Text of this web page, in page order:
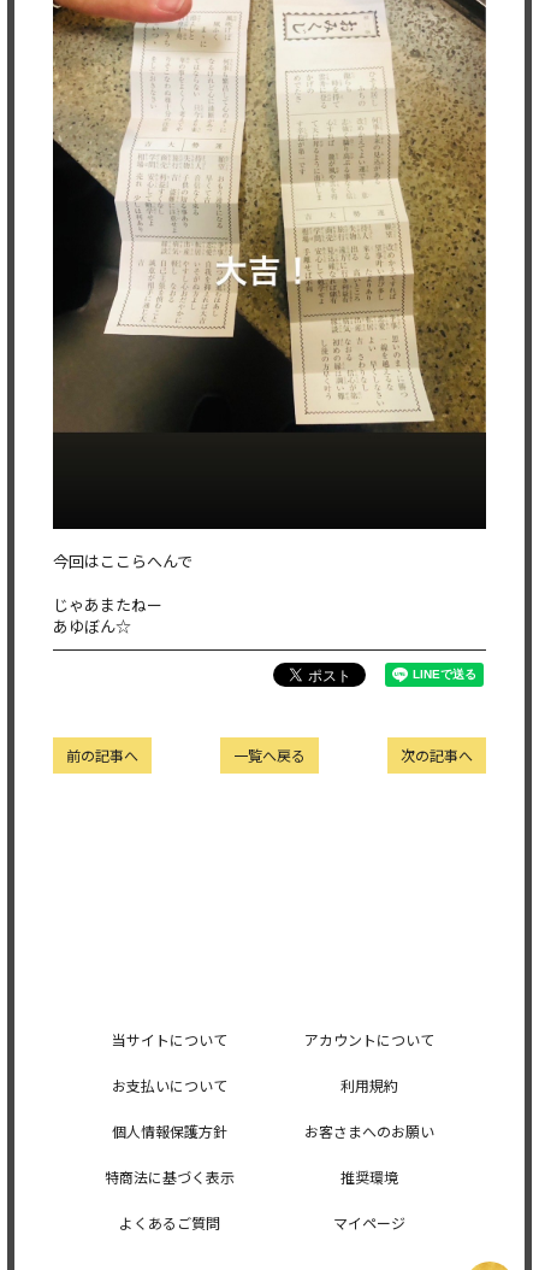
今回はここらへんで
じゃあまたねー
あゆぼん☆
次の記事へ
一覧へ戻る
前の記事へ
当サイトについて アカウントについて
お支払いについて 利用規約
個人情報保護方針 お客さまへのお願い
特商法に基づく表示 推奨環境
よくあるご質問 マイページ